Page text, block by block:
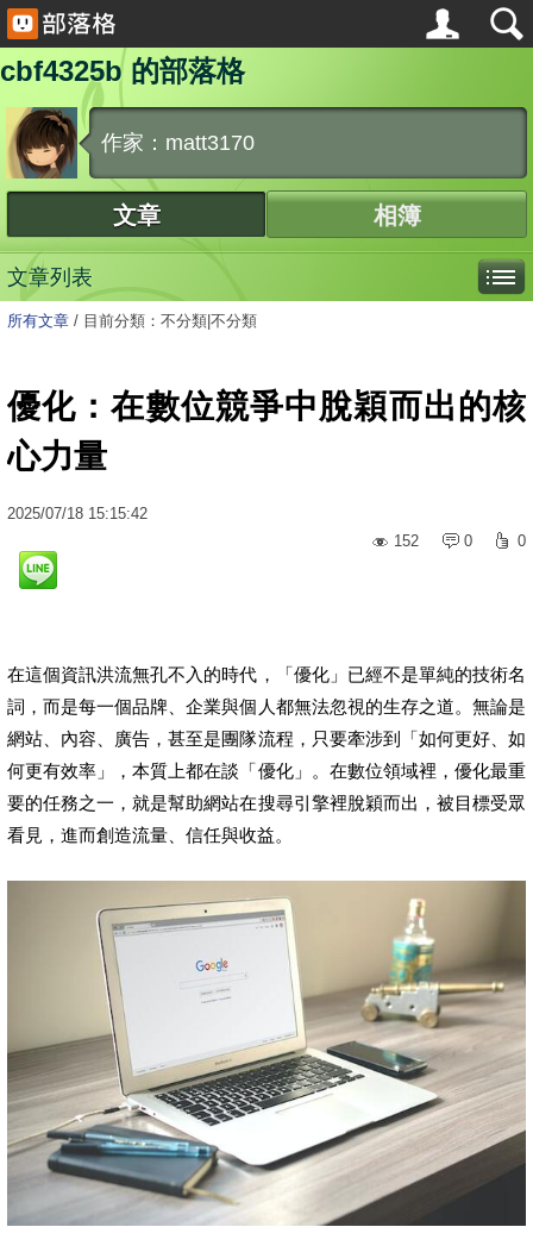
cbf4325b 的部落格
作家：matt3170
文章 相簿
文章列表
所有文章 / 目前分類：不分類|不分類
優化：在數位競爭中脫穎而出的核
心力量
2025/07/18 15:15:42
152
0 0
在這個資訊洪流無孔不入的時代，「優化」已經不是單純的技術名
詞，而是每一個品牌、企業與個人都無法忽視的生存之道。無論是
網站、內容、廣告，甚至是團隊流程，只要牽涉到「如何更好、如
何更有效率」，本質上都在談「優化」。在數位領域裡，優化最重
要的任務之一，就是幫助網站在搜尋引擎裡脫穎而出，被目標受眾
看見，進而創造流量、信任與收益。